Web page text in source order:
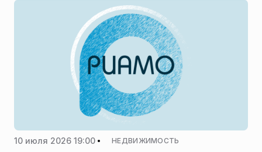
10 июля 2026 19:00 НЕДВИЖИМОСТЬ